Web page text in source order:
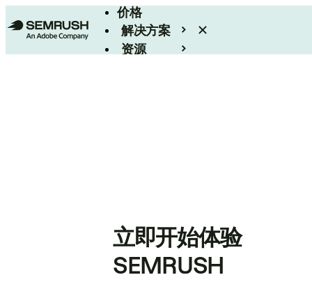
价格
解决方案
资源
立即开始体验
SEMRUSH